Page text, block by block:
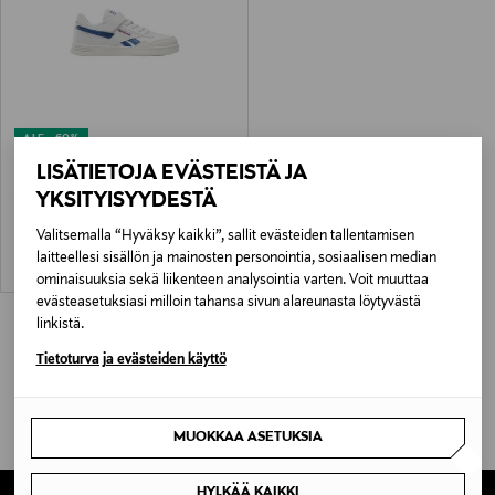
LISÄTIETOJA EVÄSTEISTÄ JA
YKSITYISYYDESTÄ
Valitsemalla “Hyväksy kaikki”, sallit evästeiden tallentamisen
laitteellesi sisällön ja mainosten personointia, sosiaalisen median
ominaisuuksia sekä liikenteen analysointia varten. Voit muuttaa
evästeasetuksiasi milloin tahansa sivun alareunasta löytyvästä
linkistä.
Tietoturva ja evästeiden käyttö
MUOKKAA ASETUKSIA
ALE –60%
Court Advance Elastic Lace -sneakerit
Discounted Price
11,90 € Original Price
29,90 €